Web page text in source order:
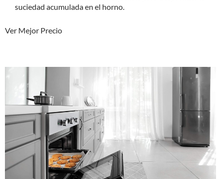
suciedad acumulada en el horno.
Ver Mejor Precio